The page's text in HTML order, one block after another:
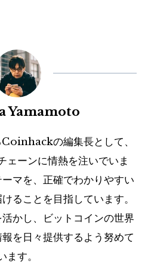
Yamamoto
の編集長として、
ェーンに情熱を注いでいま
マを、正確でわかりやすい
ることを目指しています。
かし、ビットコインの世界
を日々提供するよう努めて
ます。